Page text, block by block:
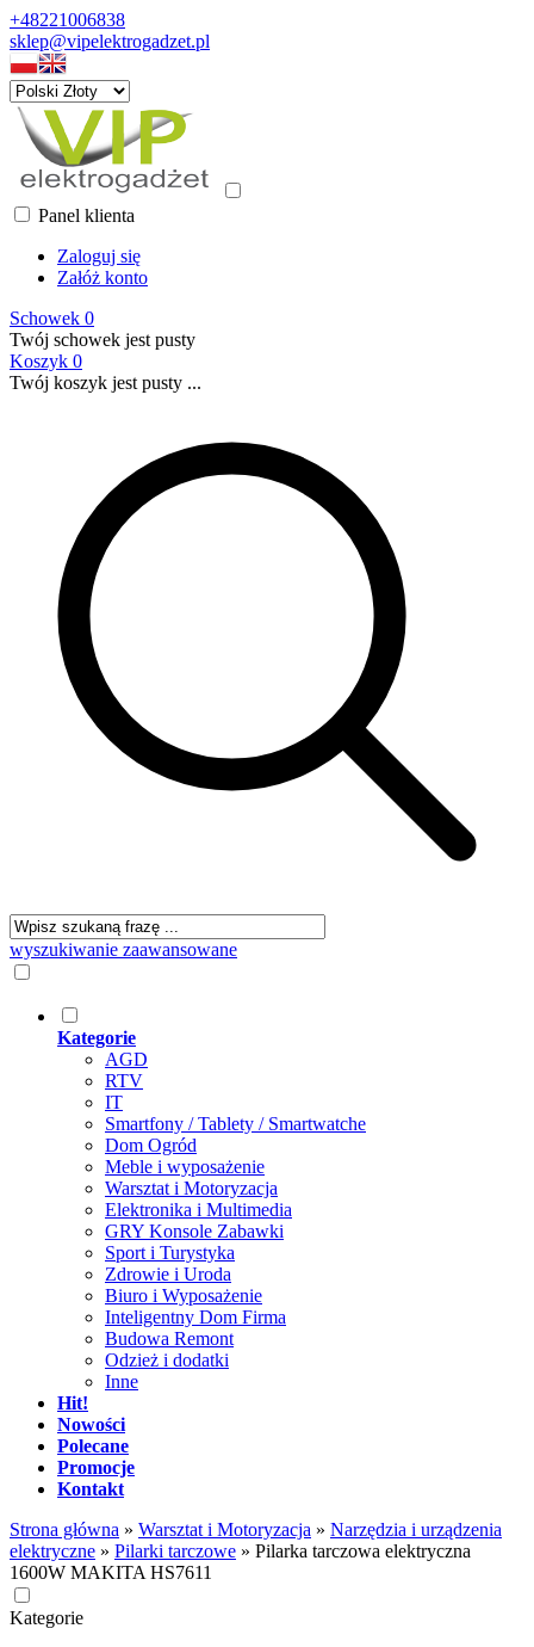
+48221006838
sklep@vipelektrogadzet.pl
Panel klienta
Zaloguj się
Załóż konto
Schowek 0
Twój schowek jest pusty
Koszyk 0
Twój koszyk jest pusty ...
wyszukiwanie zaawansowane
Kategorie
AGD
RTV
IT
Smartfony / Tablety / Smartwatche
Dom Ogród
Meble i wyposażenie
Warsztat i Motoryzacja
Elektronika i Multimedia
GRY Konsole Zabawki
Sport i Turystyka
Zdrowie i Uroda
Biuro i Wyposażenie
Inteligentny Dom Firma
Budowa Remont
Odzież i dodatki
Inne
Hit!
Nowości
Polecane
Promocje
Kontakt
Strona główna » Warsztat i Motoryzacja » Narzędzia i urządzenia
elektryczne » Pilarki tarczowe » Pilarka tarczowa elektryczna
1600W MAKITA HS7611
Kategorie